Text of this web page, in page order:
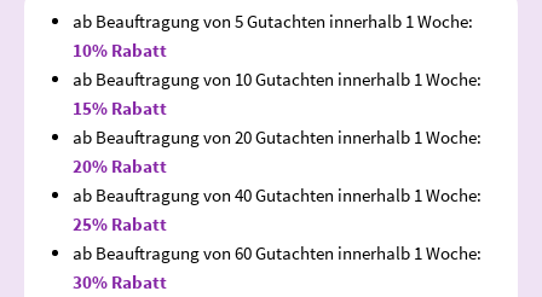
ab Beauftragung von 5 Gutachten innerhalb 1 Woche:
10% Rabatt
ab Beauftragung von 10 Gutachten innerhalb 1 Woche:
15% Rabatt
ab Beauftragung von 20 Gutachten innerhalb 1 Woche:
20% Rabatt
ab Beauftragung von 40 Gutachten innerhalb 1 Woche:
25% Rabatt
ab Beauftragung von 60 Gutachten innerhalb 1 Woche:
30% Rabatt